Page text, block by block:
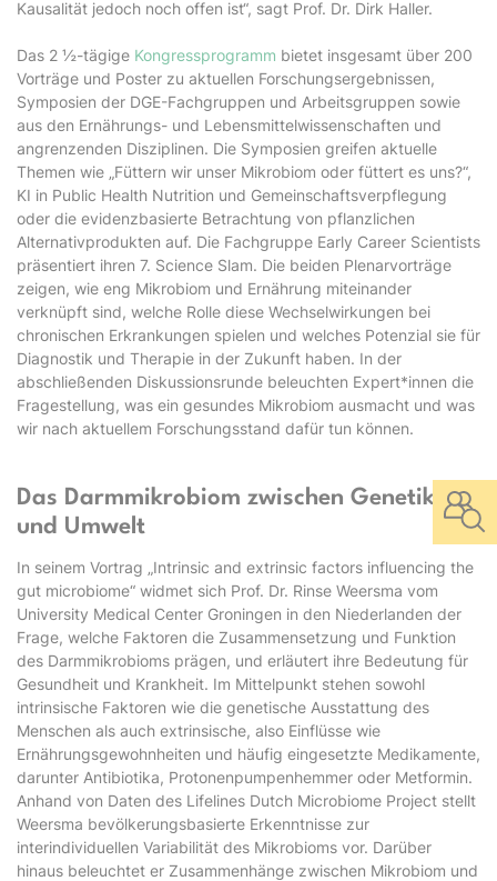
Kausalität jedoch noch offen ist“, sagt Prof. Dr. Dirk Haller.
Das 2 ½-tägige Kongressprogramm bietet insgesamt über 200
Vorträge und Poster zu aktuellen Forschungsergebnissen,
Symposien der DGE-Fachgruppen und Arbeitsgruppen sowie
aus den Ernährungs- und Lebensmittelwissenschaften und
angrenzenden Disziplinen. Die Symposien greifen aktuelle
Themen wie „Füttern wir unser Mikrobiom oder füttert es uns?“,
KI in Public Health Nutrition und Gemeinschaftsverpflegung
oder die evidenzbasierte Betrachtung von pflanzlichen
Alternativprodukten auf. Die Fachgruppe Early Career Scientists
präsentiert ihren 7. Science Slam. Die beiden Plenarvorträge
zeigen, wie eng Mikrobiom und Ernährung miteinander
verknüpft sind, welche Rolle diese Wechselwirkungen bei
chronischen Erkrankungen spielen und welches Potenzial sie für
Diagnostik und Therapie in der Zukunft haben. In der
abschließenden Diskussionsrunde beleuchten Expert*innen die
Fragestellung, was ein gesundes Mikrobiom ausmacht und was
wir nach aktuellem Forschungsstand dafür tun können.
Das Darmmikrobiom zwischen Genetik
und Umwelt
In seinem Vortrag „Intrinsic and extrinsic factors influencing the
gut microbiome“ widmet sich Prof. Dr. Rinse Weersma vom
University Medical Center Groningen in den Niederlanden der
Frage, welche Faktoren die Zusammensetzung und Funktion
des Darmmikrobioms prägen, und erläutert ihre Bedeutung für
Gesundheit und Krankheit. Im Mittelpunkt stehen sowohl
intrinsische Faktoren wie die genetische Ausstattung des
Menschen als auch extrinsische, also Einflüsse wie
Ernährungsgewohnheiten und häufig eingesetzte Medikamente,
darunter Antibiotika, Protonenpumpenhemmer oder Metformin.
Anhand von Daten des Lifelines Dutch Microbiome Project stellt
Weersma bevölkerungsbasierte Erkenntnisse zur
interindividuellen Variabilität des Mikrobioms vor. Darüber
hinaus beleuchtet er Zusammenhänge zwischen Mikrobiom und